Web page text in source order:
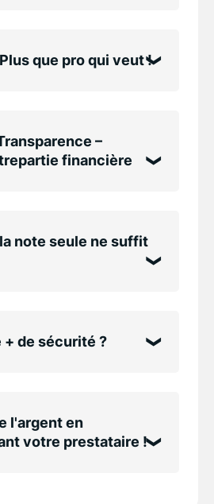
Plus que pro qui veut !
–
financière
note seule ne suffit
+ de sécurité ?
l'argent en
votre prestataire !